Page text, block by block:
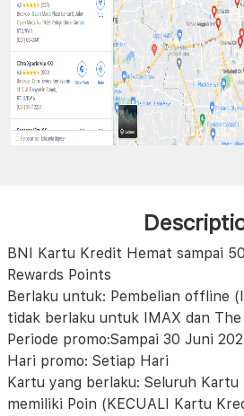
BNI Kartu Kredit Hemat sampai
Rewards Points
Berlaku untuk: Pembelian offline
tidak berlaku untuk IMAX dan
Periode promo:Sampai 30 Juni
Hari promo: Setiap Hari
Kartu yang berlaku: Seluruh
memiliki Poin (KECUALI Kartu